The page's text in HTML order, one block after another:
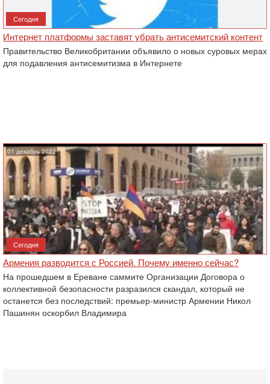
Сегодня
Интернет платформы заставят убрать антисемитский контент
Правительство Великобритании объявило о новых суровых мерах
для подавления антисемитизма в Интернете
01 декабрь 2022
Сегодня
Армения разводится с Россией. Почему именно сейчас?
На прошедшем в Ереване саммите Организации Договора о
коллективной безопасности разразился скандал, который не
останется без последствий: премьер-министр Армении Никол
Пашинян оскорбил Владимира